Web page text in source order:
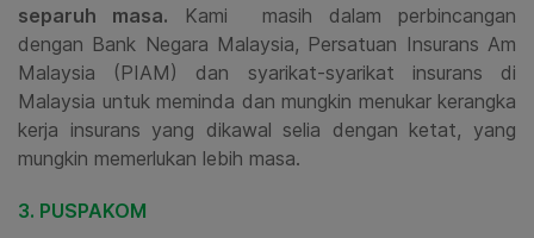
separuh masa. Kami masih dalam perbincangan
dengan Bank Negara Malaysia, Persatuan Insurans Am
Malaysia (PIAM) dan syarikat-syarikat insurans di
Malaysia untuk meminda dan mungkin menukar kerangka
kerja insurans yang dikawal selia dengan ketat, yang
mungkin memerlukan lebih masa.
3. PUSPAKOM